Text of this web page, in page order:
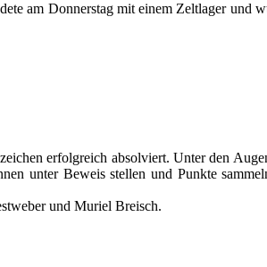
am Donnerstag mit einem Zeltlager und
erfolgreich absolviert. Unter den
unter Beweis stellen und Punkte
und Muriel Breisch.